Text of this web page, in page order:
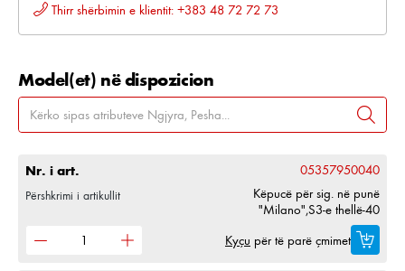
Thirr shërbimin e klientit: +383 48 72 72 73
Model(et) në dispozicion
Nr. i art. 05357950040
Përshkrimi i artikullit
Këpucë për sig. në punë
"Milano",S3-e thellë-40
Kyçu për të parë çmimet